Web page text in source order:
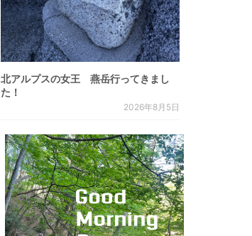
北アルプスの女王 燕岳行ってきまし
た！
2026年8月5日